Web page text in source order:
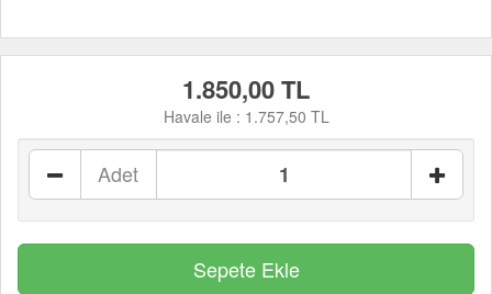
1.850,00 TL
Havale ile : 1.757,50 TL
Adet